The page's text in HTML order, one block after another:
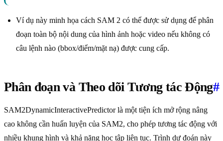
Ví dụ này minh họa cách SAM 2 có thể được sử dụng để phân
đoạn toàn bộ nội dung của hình ảnh hoặc video nếu không có
câu lệnh nào (bbox/điểm/mặt nạ) được cung cấp.
Phân đoạn và Theo dõi Tương tác Động#
SAM2DynamicInteractivePredictor là một tiện ích mở rộng nâng
cao không cần huấn luyện của SAM2, cho phép tương tác động với
nhiều khung hình và khả năng học tập liên tục. Trình dự đoán này